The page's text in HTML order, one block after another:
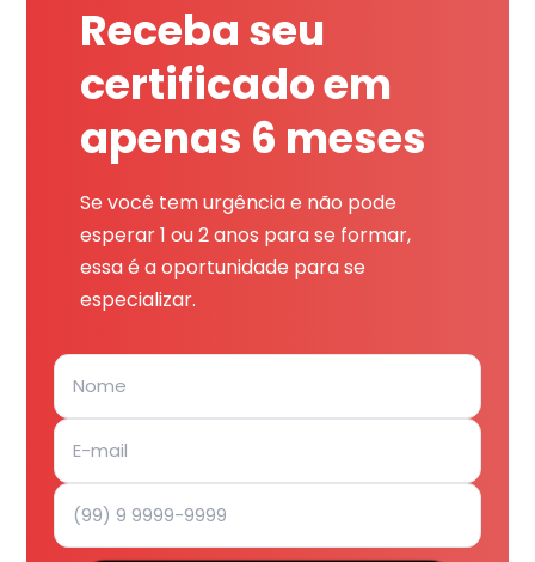
Receba seu
certificado em
apenas 6 meses
Se você tem urgência e não pode
esperar 1 ou 2 anos para se formar,
essa é a oportunidade para se
especializar.